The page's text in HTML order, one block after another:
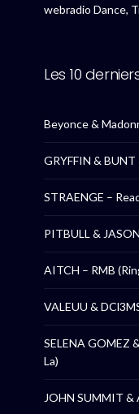
webradio Dance,
Les 10
Beyonce &
GRYFFIN &
STRAENGE –
PITBULL &
AITCH – RMB
VALEUU &
SELENA GOMEZ
La)
JOHN SUMMIT &